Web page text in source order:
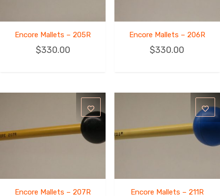
Encore Mallets – 205R
$330.00
Encore Mallets – 206R
$330.00
Encore Mallets – 207R Encore Mallets – 211R